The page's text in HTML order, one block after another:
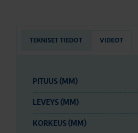
TEKNISET TIEDOT VIDEOT
PITUUS (MM)
LEVEYS (MM)
KORKEUS (MM)